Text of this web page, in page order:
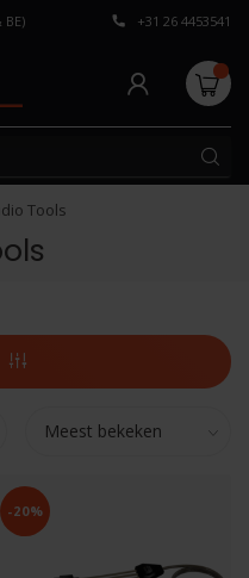
Persoonlijk
+31 26 4453541
Tools
-20%